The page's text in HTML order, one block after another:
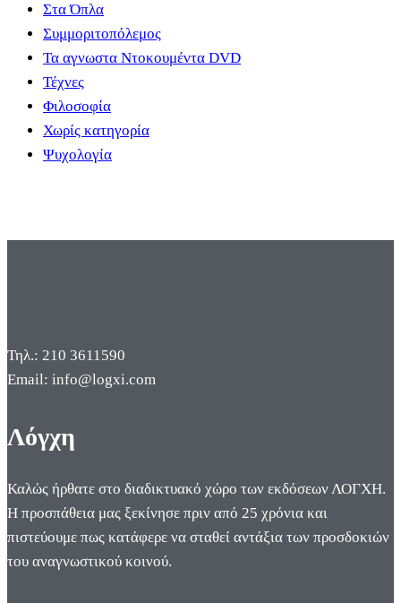
Στα Όπλα
Συμμοριτοπόλεμος
Τα αγνωστα Ντοκουμέντα DVD
Τέχνες
Φιλοσοφία
Χωρίς κατηγορία
Ψυχολογία
Τηλ.: 210 3611590
Email: info@logxi.com
Λόγχη
Καλώς ήρθατε στο διαδικτυακό χώρο των εκδόσεων ΛΟΓΧΗ.
Η προσπάθεια μας ξεκίνησε πριν από 25 χρόνια και
πιστεύουμε πως κατάφερε να σταθεί αντάξια των προσδοκιών
του αναγνωστικού κοινού.